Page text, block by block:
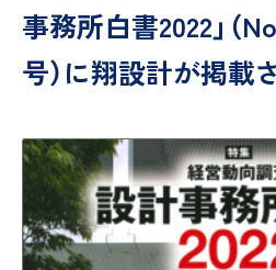
事務所白書2022」（
号）に翔設計が掲載